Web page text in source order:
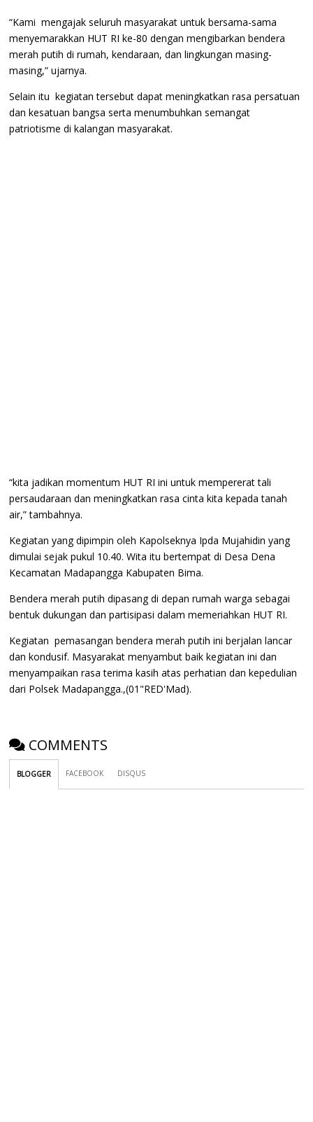
“Kami mengajak seluruh masyarakat untuk bersama-sama
menyemarakkan HUT RI ke-80 dengan mengibarkan bendera
merah putih di rumah, kendaraan, dan lingkungan masing-
masing,” ujarnya.
Selain itu kegiatan tersebut dapat meningkatkan rasa persatuan
dan kesatuan bangsa serta menumbuhkan semangat
patriotisme di kalangan masyarakat.
“kita jadikan momentum HUT RI ini untuk mempererat tali
persaudaraan dan meningkatkan rasa cinta kita kepada tanah
air,” tambahnya.
Kegiatan yang dipimpin oleh Kapolseknya Ipda Mujahidin yang
dimulai sejak pukul 10.40. Wita itu bertempat di Desa Dena
Kecamatan Madapangga Kabupaten Bima.
Bendera merah putih dipasang di depan rumah warga sebagai
bentuk dukungan dan partisipasi dalam memeriahkan HUT RI.
Kegiatan pemasangan bendera merah putih ini berjalan lancar
dan kondusif. Masyarakat menyambut baik kegiatan ini dan
menyampaikan rasa terima kasih atas perhatian dan kepedulian
dari Polsek Madapangga.,(01"RED'Mad).
COMMENTS
BLOGGER FACEBOOK DISQUS